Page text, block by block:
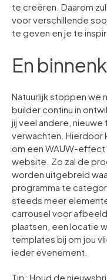
te creëren. Daarom
voor verschillende
te geven en je te
En
Natuurlijk stoppen we
builder continu in
jij veel andere,
verwachten. Hierdoor
om een WAUW-
website. Zo zal de
worden uitgebreid
programma te
steeds meer
carrousel voor
plaatsen, een locatie
templates bij om jou
ieder evenement.
Tip: Houd de